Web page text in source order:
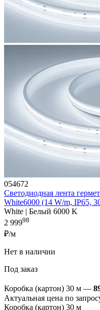
054672
Светодиодная лента
White6000 (14 W/m, IP65,
White | Белый 6000 K
2 99998
₽/м
Нет в наличии
Под заказ
Коробка (картон) 30 м —
Актуальная цена по
Коробка (картон) 30 м